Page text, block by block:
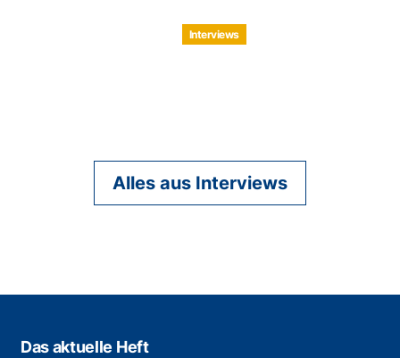
Interviews
Alles aus Interviews
Das aktuelle Heft